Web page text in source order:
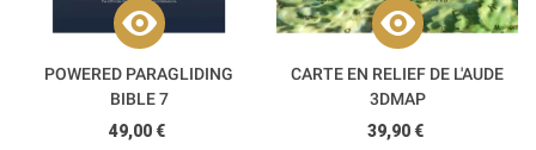
POWERED PARAGLIDING
BIBLE 7
49,00 €
CARTE EN RELIEF DE L'AUDE
3DMAP
39,90 €